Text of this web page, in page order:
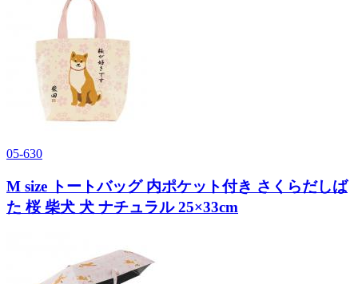
05-630
M size トートバッグ 内ポケット付き さくらだしば
た 桜 柴犬 犬 ナチュラル 25×33cm